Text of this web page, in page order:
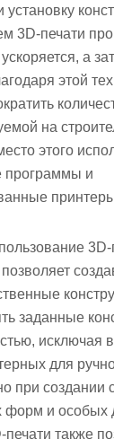
установку
3D-печати
а
этой
на
этого
программы и
3D-
заданные
исключая
для
при создании
форм и особых
также